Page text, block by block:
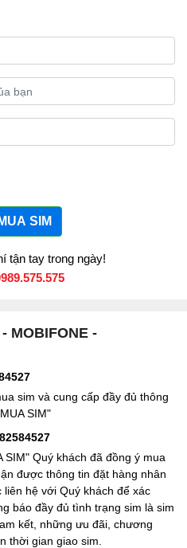
SIM
tận tay trong ngày!
MOBIFONE -
sim và cung cấp đầy đủ thông
SIM"
Quý khách đã đồng ý mua
được thông tin đặt hàng nhân
hệ với Quý khách để xác
báo đầy đủ tình trạng sim là sim
kết, những ưu đãi, chương
thời gian giao sim.